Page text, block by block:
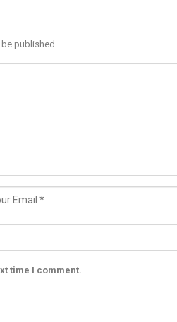
published.
time I comment.